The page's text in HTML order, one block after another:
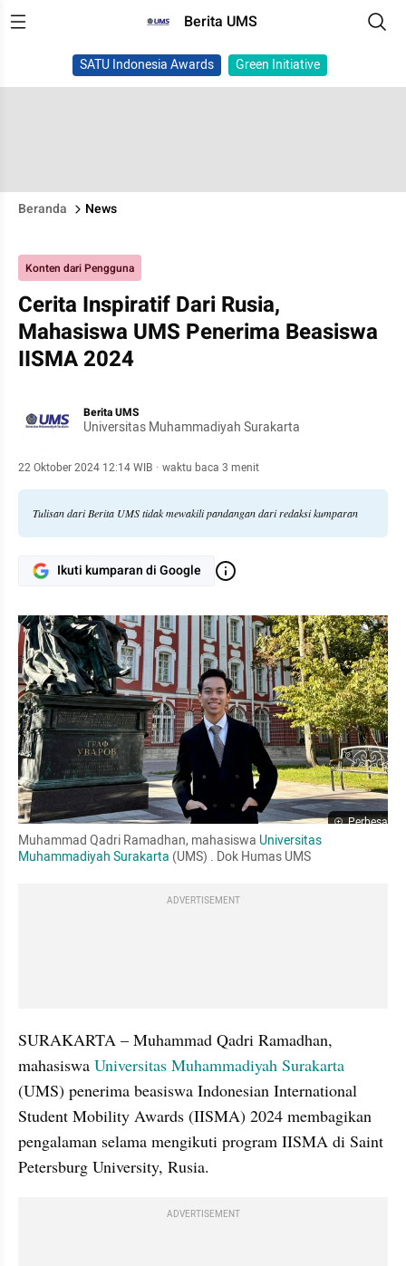
Berita UMS
SATU Indonesia Awards Green Initiative
Beranda News
Konten dari Pengguna
Cerita Inspiratif Dari Rusia,
Mahasiswa UMS Penerima Beasiswa
IISMA 2024
Berita UMS
Universitas Muhammadiyah Surakarta
22 Oktober 2024 12:14 WIB · waktu baca 3 menit
Tulisan dari Berita UMS tidak mewakili pandangan dari redaksi kumparan
Ikuti kumparan di Google
Perbesar
Muhammad Qadri Ramadhan, mahasiswa Universitas
Muhammadiyah Surakarta (UMS) . Dok Humas UMS
ADVERTISEMENT
SURAKARTA – Muhammad Qadri Ramadhan,
mahasiswa Universitas Muhammadiyah Surakarta
(UMS) penerima beasiswa Indonesian International
Student Mobility Awards (IISMA) 2024 membagikan
pengalaman selama mengikuti program IISMA di Saint
Petersburg University, Rusia.
ADVERTISEMENT